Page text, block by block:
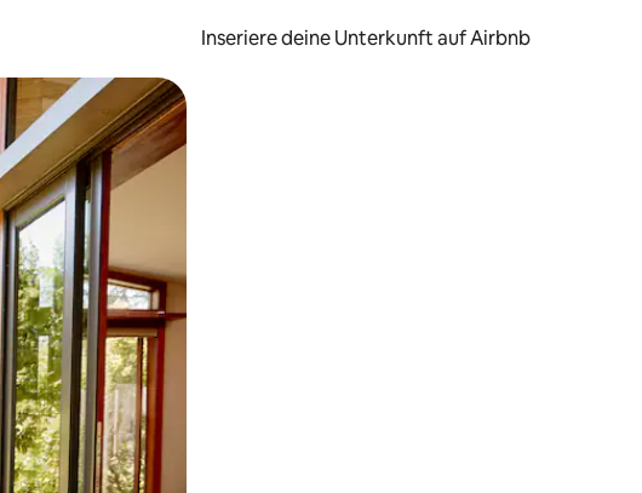
Inseriere deine Unterkunft auf Airbnb
durch Berühren oder Wischgesten.